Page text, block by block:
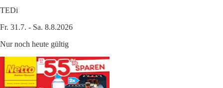
TEDi
Fr. 31.7. - Sa. 8.8.2026
Nur noch heute gültig